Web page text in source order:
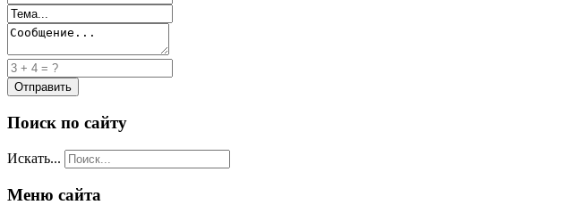
Поиск по сайту
Искать...
Меню сайта